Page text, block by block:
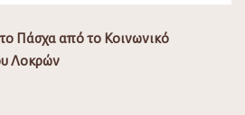
Πάσχα από το Κοινωνικό
Λοκρών